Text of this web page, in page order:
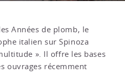
Années de plomb, le
italien sur Spinoza
». Il offre les bases
ouvrages récemment